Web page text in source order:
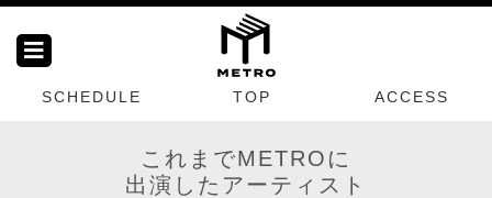
SCHEDULE TOP ACCESS
これまでMETROに
出演したアーティスト